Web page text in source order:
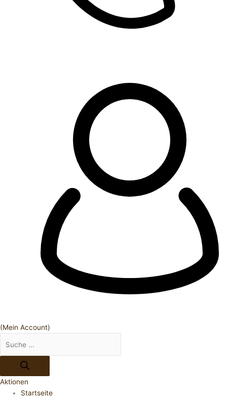
(Mein Account)
Aktionen
Startseite